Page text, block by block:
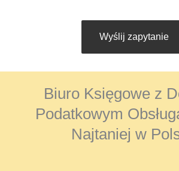
Wyślij zapytanie
Biuro Księgowe z
Podatkowym
Najtaniej w